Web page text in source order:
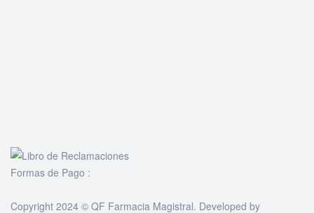
Formas de Pago :
Copyright 2024 © QF Farmacia Magistral. Developed by